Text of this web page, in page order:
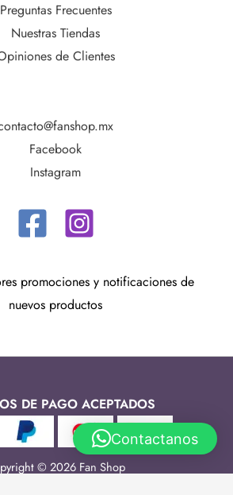
Preguntas Frecuentes
Nuestras Tiendas
de Clientes
Facebook
Instagram
promociones y notificaciones de
nuevos productos
DE PAGO ACEPTADOS
© 2026 Fan Shop
Contactanos